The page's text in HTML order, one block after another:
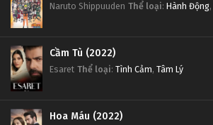
Naruto Shippuuden Thể loại: Hành Động,
Cầm Tù (2022)
Esaret Thể loại: Tình Cảm, Tâm Lý
Hoa Máu (2022)